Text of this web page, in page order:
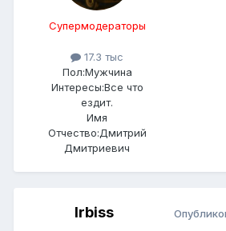
Супермодераторы
17.3 тыс
Пол:Мужчина
Интересы:Все что
ездит.
Имя
Отчество:Дмитрий
Дмитриевич
Irbiss